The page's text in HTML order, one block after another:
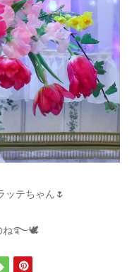
ッテちゃん🌷
のね࿐🕊